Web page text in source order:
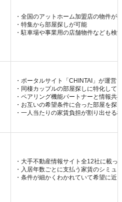
・全国のアットホーム加盟店の物件が
・特集から部屋探しが可能
・駐車場や事業用の店舗物件なども検
・ポータルサイト「CHINTAI」が運営
・同棲カップルの部屋探しに特化して
・ペアリング機能パートナーと情報共
・お互いの希望条件に合った部屋を探
・一人当たりの家賃負担が割り出せる
・大手不動産情報サイト全12社に載っ
・入居年数ごとに支払う家賃のシミュ
・条件が細かくわかれていて希望に近